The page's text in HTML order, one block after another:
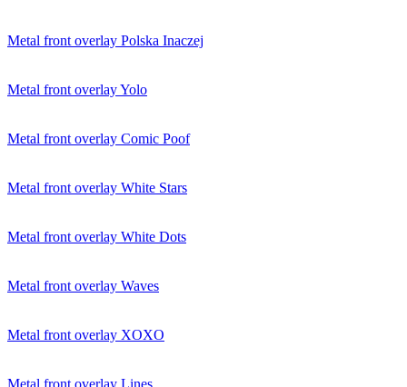
Metal front overlay Polska Inaczej
Metal front overlay Yolo
Metal front overlay Comic Poof
Metal front overlay White Stars
Metal front overlay White Dots
Metal front overlay Waves
Metal front overlay XOXO
Metal front overlay Lines